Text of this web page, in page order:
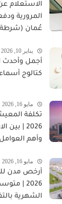
الاستعلام
المرورية
عُمان (شرطة
يناير 10, 2026
أجمل وأحدث
كتالوج أسماء
مايو 16, 2026
تكلفة
2026 |
وأهم
مايو 16, 2026
أرخص مدن
2026 |
الشهرية